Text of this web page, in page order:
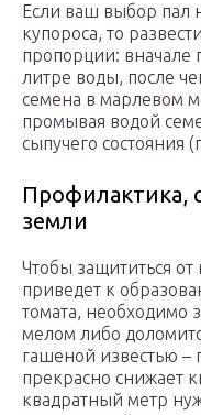
Если ваш выбор пал
купороса, то
пропорции: вначале
литре воды, после
семена в марлевом
промывая водой
сыпучего состояния
Профилактика,
земли
Чтобы защититься
приведет к
томата, необходимо
мелом либо
гашеной известью –
прекрасно снижает
квадратный метр